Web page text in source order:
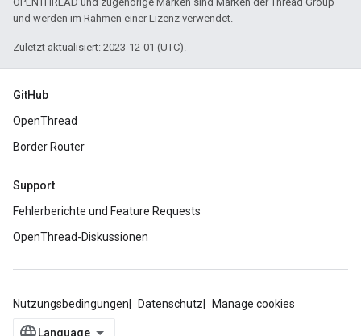
und werden im Rahmen einer Lizenz verwendet.
Zuletzt aktualisiert: 2023-12-01 (UTC).
GitHub
OpenThread
Border Router
Support
Fehlerberichte und Feature Requests
OpenThread-Diskussionen
Nutzungsbedingungen Datenschutz Manage cookies